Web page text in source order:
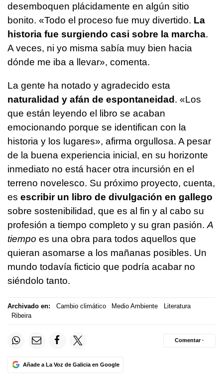
desemboquen plácidamente en algún sitio
bonito. «Todo el proceso fue muy divertido. La
historia fue surgiendo casi sobre la marcha.
A veces, ni yo misma sabía muy bien hacia
dónde me iba a llevar», comenta.
La gente ha notado y agradecido esta
naturalidad y afán de espontaneidad. «Los
que están leyendo el libro se acaban
emocionando porque se identifican con la
historia y los lugares», afirma orgullosa. A pesar
de la buena experiencia inicial, en su horizonte
inmediato no está hacer otra incursión en el
terreno novelesco. Su próximo proyecto, cuenta,
es escribir un libro de divulgación en gallego
sobre sostenibilidad, que es al fin y al cabo su
profesión a tiempo completo y su gran pasión. A
tiempo es una obra para todos aquellos que
quieran asomarse a los mañanas posibles. Un
mundo todavía ficticio que podría acabar no
siéndolo tanto.
Archivado en: Cambio climático Medio Ambiente
Literatura
Ribeira
Añade a La Voz de Galicia en Google
Comentar ·